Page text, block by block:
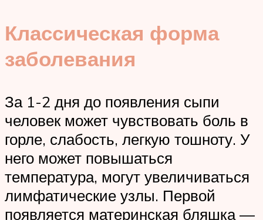
Классическая форма
заболевания
За 1-2 дня до появления сыпи
человек может чувствовать боль в
горле, слабость, легкую тошноту. У
него может повышаться
температура, могут увеличиваться
лимфатические узлы. Первой
появляется материнская бляшка —